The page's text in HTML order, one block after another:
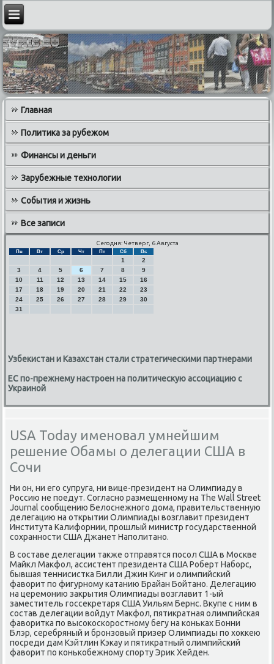
Главная
Политика за рубежом
Финансы и деньги
Зарубежные технологии
События и жизнь
Все записи
Сегодня: Четверг, 6 Августа
Пн Вт Ср Чт Пт Сб Вс
1
2
3
4 5 6 7 8
9
10
11 12 13 14 15
16
17
18 19 20 21 22
23
24
25 26 27 28 29
30
31
Узбекистан и Казахстан стали стратегическими партнерами
ЕС по-прежнему настроен на политическую ассоциацию с
Украиной
USA Today именовал умнейшим
решение Обамы о делегации США в
Сочи
Ни он, ни его супруга, ни вице-президент на Олимпиаду в
Россию не поедут. Согласно размещенному на The Wall Street
Journal сообщению Белоснежного дома, правительственную
делегацию на открытии Олимпиады возглавит президент
Института Калифорнии, прошлый министр государственной
сохранности США Джанет Наполитано.
В составе делегации также отправятся посол США в Москве
Майкл Макфол, ассистент президента США Роберт Наборс,
бывшая теннисистка Билли Джин Кинг и олимпийский
фаворит по фигурному катанию Брайан Бойтано. Делегацию
на церемонию закрытия Олимпиады возглавит 1-ый
заместитель госсекретаря США Уильям Бернс. Вкупе с ним в
состав делегации войдут Макфол, пятикратная олимпийская
фаворитка по высокоскоростному бегу на коньках Бонни
Блэр, серебряный и бронзовый призер Олимпиады по хоккею
посреди дам Кэйтлин Кэкау и пятикратный олимпийский
фаворит по конькобежному спорту Эрик Хейден.